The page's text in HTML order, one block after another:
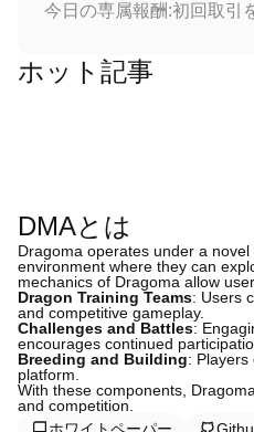
今日の専属報酬:初回取引
ホット記事
DMAとは
Dragoma operates under a
environment where they can
mechanics of Dragoma allow
Dragon Training Teams: Users
and competitive gameplay.
Challenges and Battles:
encourages continued
Breeding and Building:
platform.
With these components,
and competition.